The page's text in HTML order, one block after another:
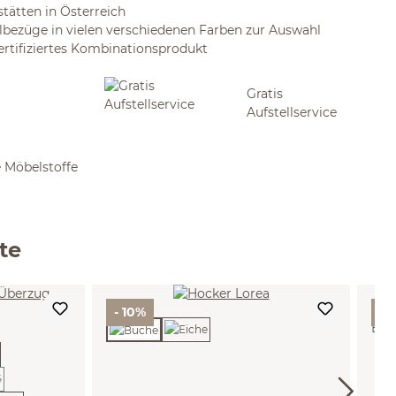
in Österreich
in vielen verschiedenen Farben zur Auswahl
Kombinationsprodukt
Gratis
Aufstellservice
Möbelstoffe
- 10%